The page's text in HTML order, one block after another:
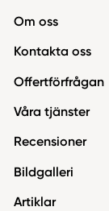
Om oss
Kontakta oss
Offertförfrågan
Våra tjänster
Recensioner
Bildgalleri
Artiklar